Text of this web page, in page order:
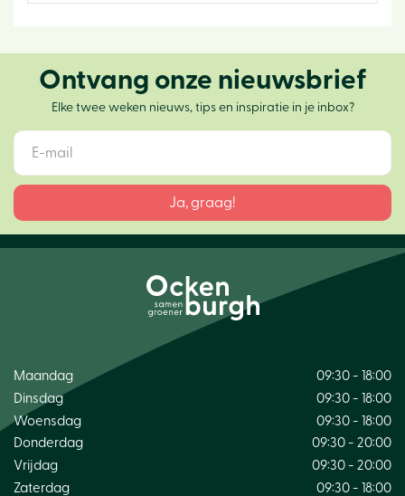
Ontvang onze nieuwsbrief
Elke twee weken nieuws, tips en inspiratie in je inbox?
Maandag
09:30 - 18:00
Dinsdag
09:30 - 18:00
Woensdag
09:30 - 18:00
Donderdag
09:30 - 20:00
Vrijdag
09:30 - 20:00
Zaterdag
09:30 - 18:00